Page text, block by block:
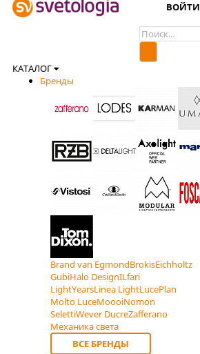
ВОЙТИ
КАТАЛОГ
Бренды
Brand van EgmondBrokisEichholtz
GubiHalo DesignILfari
LightYearsLinea LightLucePlan
Molto LuceMoooiNomon
SelettiWever DucreZafferano
Механика света
ВСЕ БРЕНДЫ